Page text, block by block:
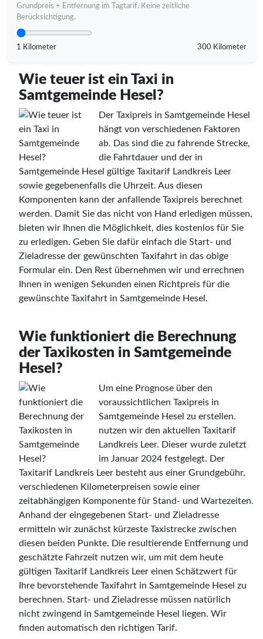
Grundpreis + Entfernung im Tagtarif. Keine zeitliche
Berücksichtigung.
1 Kilometer 300 Kilometer
Wie teuer ist ein Taxi in
Samtgemeinde Hesel?
Der Taxipreis in Samtgemeinde Hesel
hängt von verschiedenen Faktoren
ab. Das sind die zu fahrende Strecke,
die Fahrtdauer und der in
Samtgemeinde Hesel gültige Taxitarif Landkreis Leer
sowie gegebenenfalls die Uhrzeit. Aus diesen
Komponenten kann der anfallende Taxipreis berechnet
werden. Damit Sie das nicht von Hand erledigen müssen,
bieten wir Ihnen die Möglichkeit, dies kostenlos für Sie
zu erledigen. Geben Sie dafür einfach die Start- und
Zieladresse der gewünschten Taxifahrt in das obige
Formular ein. Den Rest übernehmen wir und errechnen
Ihnen in wenigen Sekunden einen Richtpreis für die
gewünschte Taxifahrt in Samtgemeinde Hesel.
Wie funktioniert die Berechnung
der Taxikosten in Samtgemeinde
Hesel?
Um eine Prognose über den
voraussichtlichen Taxipreis in
Samtgemeinde Hesel zu erstellen.
nutzen wir den aktuellen Taxitarif
Landkreis Leer. Dieser wurde zuletzt
im Januar 2024 festgelegt. Der
Taxitarif Landkreis Leer besteht aus einer Grundgebühr,
verschiedenen Kilometerpreisen sowie einer
zeitabhängigen Komponente für Stand- und Wartezeiten.
Anhand der eingegebenen Start- und Zieladresse
ermitteln wir zunächst kürzeste Taxistrecke zwischen
diesen beiden Punkte. Die resultierende Entfernung und
geschätzte Fahrzeit nutzen wir, um mit dem heute
gültigen Taxitarif Landkreis Leer einen Schätzwert für
Ihre bevorstehende Taxifahrt in Samtgemeinde Hesel zu
berechnen. Start- und Zieladresse müssen natürlich
nicht zwingend in Samtgemeinde Hesel liegen. Wir
finden automatisch den richtigen Tarif.